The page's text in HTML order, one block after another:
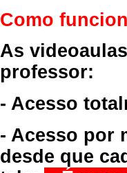
Como
As
professor:
- Acesso
- Acesso por
desde que